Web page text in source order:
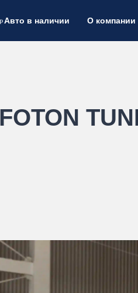
Авто в наличии О компании